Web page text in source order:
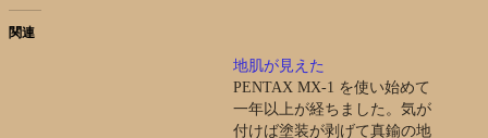
関連
地肌が見えた
PENTAX MX-1 を使い始めて
一年以上が経ちました。気が
付けば塗装が剥げて真鍮の地